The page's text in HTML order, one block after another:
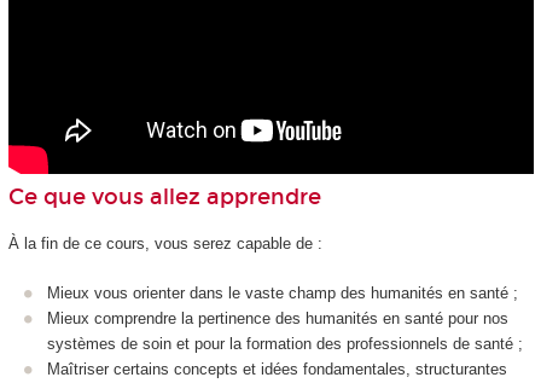
Ce que vous allez apprendre
À la fin de ce cours, vous serez capable de :
Mieux vous orienter dans le vaste champ des humanités en santé ;
Mieux comprendre la pertinence des humanités en santé pour nos
systèmes de soin et pour la formation des professionnels de santé ;
Maîtriser certains concepts et idées fondamentales, structurantes